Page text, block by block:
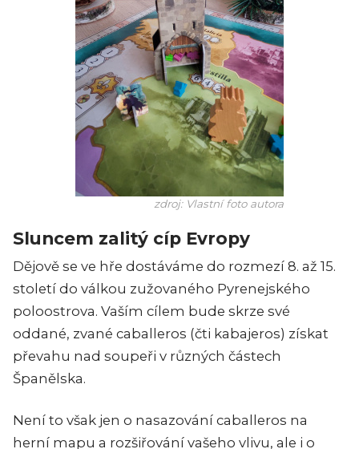
zdroj: Vlastní foto autora
Sluncem zalitý cíp Evropy
Dějově se ve hře dostáváme do rozmezí 8. až 15.
století do válkou zužovaného Pyrenejského
poloostrova. Vaším cílem bude skrze své
oddané, zvané caballeros (čti kabajeros) získat
převahu nad soupeři v různých částech
Španělska.
Není to však jen o nasazování caballeros na
herní mapu a rozšiřování vašeho vlivu, ale i o